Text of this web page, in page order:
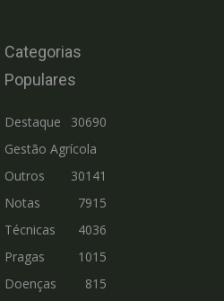
Categorias
Populares
Destaque
30690
Gestão Agrícola
30141
Outros
7915
Notas
Técnicas
4036
Pragas
1015
Doenças
815